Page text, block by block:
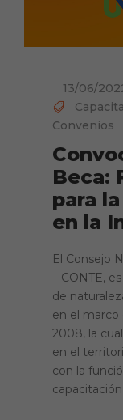
13/06/
Convenios
Beca:
para
en la
El Consejo
– CONTE,
de
en el marco
2008, la
en el
con la
capacitación